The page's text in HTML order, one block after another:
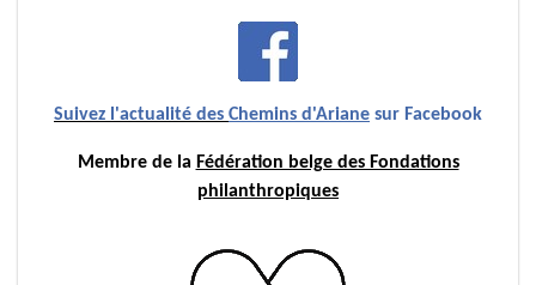
Suivez l'actualité des Chemins d'Ariane sur Facebook
Membre de la Fédération belge des Fondations
philanthropiques